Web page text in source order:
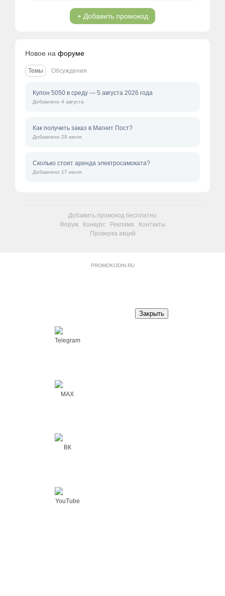
+ Добавить промокод
Новое на форуме
Темы Обсуждения
Купон 5050 в среду — 5 августа 2026 года
Добавлено 4 августа
Как получить заказ в Магнит Пост?
Добавлено 29 июля
Сколько стоит аренда электросамоката?
Добавлено 17 июля
Добавить промокод бесплатно
Форум
Конкурс Реклама
Контакты
Проверка акций
PROMOKODIN.RU
Telegram
MAX
ВК
YouTube
Закрыть